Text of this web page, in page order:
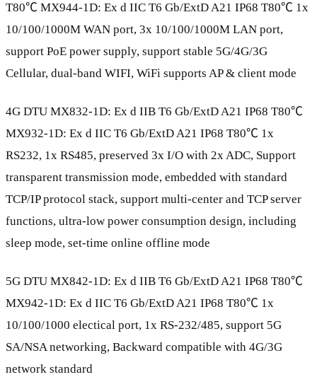
T80℃ MX944-1D: Ex d IIC T6 Gb/ExtD A21 IP68 T80℃ 1x
10/100/1000M WAN port, 3x 10/100/1000M LAN port,
support PoE power supply, support stable 5G/4G/3G
Cellular, dual-band WIFI, WiFi supports AP & client mode
4G DTU MX832-1D: Ex d IIB T6 Gb/ExtD A21 IP68 T80℃
MX932-1D: Ex d IIC T6 Gb/ExtD A21 IP68 T80℃ 1x
RS232, 1x RS485, preserved 3x I/O with 2x ADC, Support
transparent transmission mode, embedded with standard
TCP/IP protocol stack, support multi-center and TCP server
functions, ultra-low power consumption design, including
sleep mode, set-time online offline mode
5G DTU MX842-1D: Ex d IIB T6 Gb/ExtD A21 IP68 T80℃
MX942-1D: Ex d IIC T6 Gb/ExtD A21 IP68 T80℃ 1x
10/100/1000 electical port, 1x RS-232/485, support 5G
SA/NSA networking, Backward compatible with 4G/3G
network standard